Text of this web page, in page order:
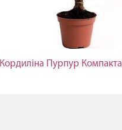
Кордиліна Пурпур Компакта